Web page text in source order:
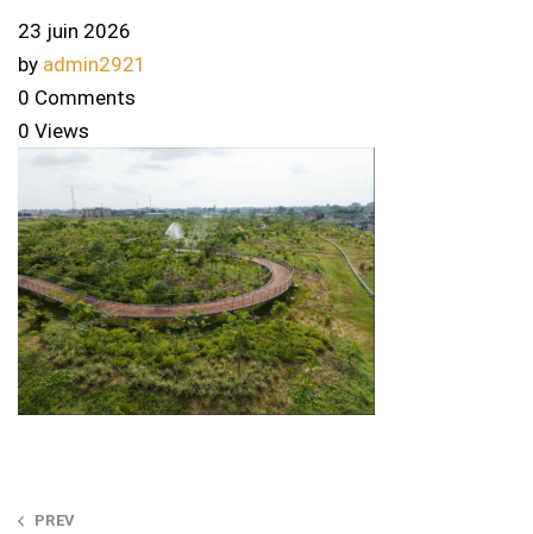
23 juin 2026
by admin2921
0 Comments
0 Views
Post
PREV